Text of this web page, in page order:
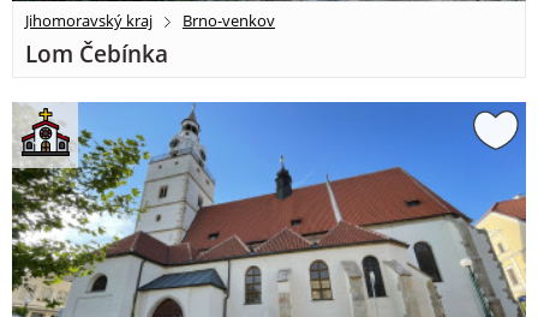
Jihomoravský kraj Brno-venkov
Lom Čebínka